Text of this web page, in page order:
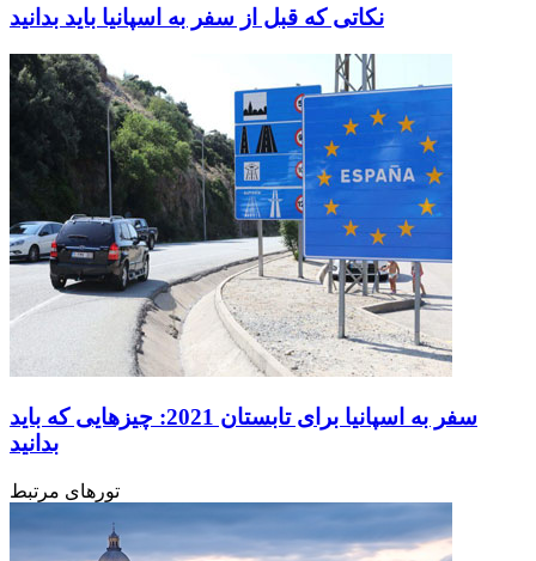
نکاتی که قبل از سفر به اسپانیا باید بدانید
سفر به اسپانیا برای تابستان 2021: چیزهایی که باید
بدانید
تورهای مرتبط